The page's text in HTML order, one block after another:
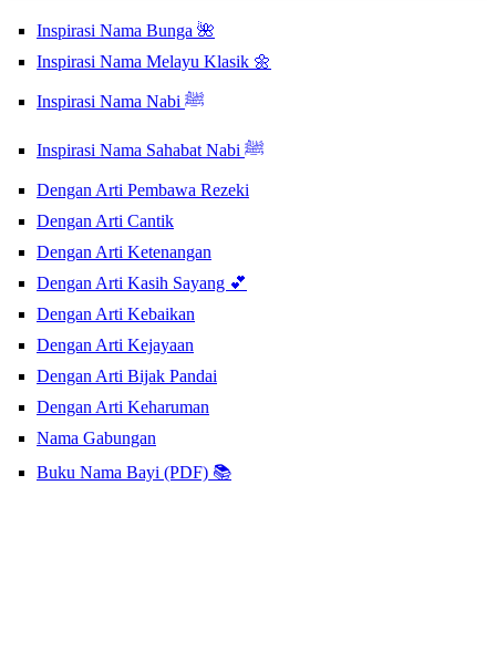
Inspirasi Nama Bunga 🌺
Inspirasi Nama Melayu Klasik 🌼
Inspirasi Nama Nabi ﷺ
Inspirasi Nama Sahabat Nabi ﷺ
Dengan Arti Pembawa Rezeki
Dengan Arti Cantik
Dengan Arti Ketenangan
Dengan Arti Kasih Sayang 💕
Dengan Arti Kebaikan
Dengan Arti Kejayaan
Dengan Arti Bijak Pandai
Dengan Arti Keharuman
Nama Gabungan
Buku Nama Bayi (PDF) 📚